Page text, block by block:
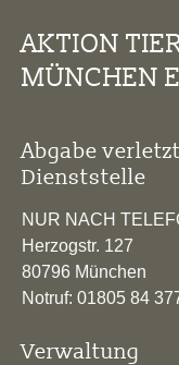
AKTION
MÜNCHEN
Abgabe
Dienststelle
NUR NACH
Herzogstr. 127
80796 München
Notruf: 01805 84
Verwaltung